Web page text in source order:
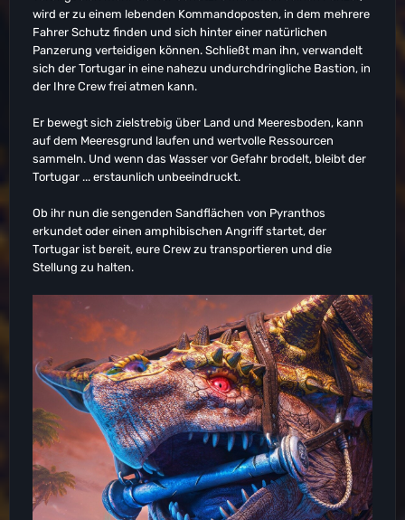
wird er zu einem lebenden Kommandoposten, in dem mehrere
Fahrer Schutz finden und sich hinter einer natürlichen
Panzerung verteidigen können. Schließt man ihn, verwandelt
sich der Tortugar in eine nahezu undurchdringliche Bastion, in
der Ihre Crew frei atmen kann.
Er bewegt sich zielstrebig über Land und Meeresboden, kann
auf dem Meeresgrund laufen und wertvolle Ressourcen
sammeln. Und wenn das Wasser vor Gefahr brodelt, bleibt der
Tortugar ... erstaunlich unbeeindruckt.
Ob ihr nun die sengenden Sandflächen von Pyranthos
erkundet oder einen amphibischen Angriff startet, der
Tortugar ist bereit, eure Crew zu transportieren und die
Stellung zu halten.